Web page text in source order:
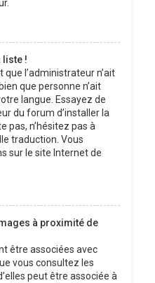
liste !
que l’administrateur n’ait
que personne n’ait
langue. Essayez de
du forum d’installer la
pas, n’hésitez pas à
traduction. Vous
sur le site Internet de
à proximité de
être associées avec
vous consultez les
peut être associée à